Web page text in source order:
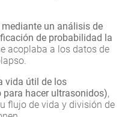
un análisis de
de probabilidad la
acoplaba a los datos de
vida útil de los
hacer ultrasonidos),
flujo de vida y división de